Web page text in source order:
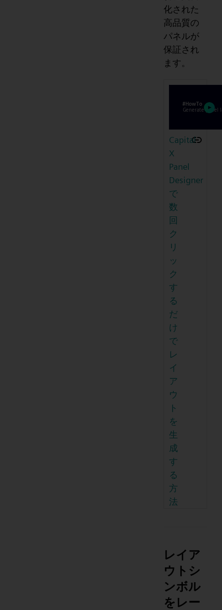
化された
高品質の
パネルが
保証され
ます。
Capital
X
Panel
Designer
で
数
回
ク
リ
ッ
ク
す
る
だ
け
で
レ
イ
ア
ウ
ト
を
生
成
す
る
方
法
レイア
ウトシ
ンボル
をレー